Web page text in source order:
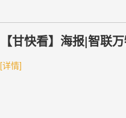
【甘快看】海报|智
[详情]